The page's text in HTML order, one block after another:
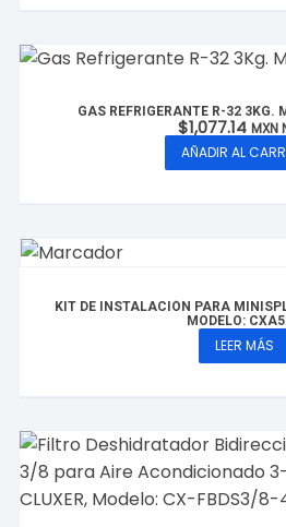
GAS REFRIGERANTE R-32 3KG.
$1,077.14 MXN
AÑADIR AL
KIT DE INSTALACIÓN PARA
MODELO:
LEER MÁS